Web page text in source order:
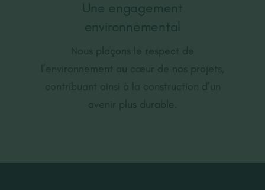
Une engagement
environnemental